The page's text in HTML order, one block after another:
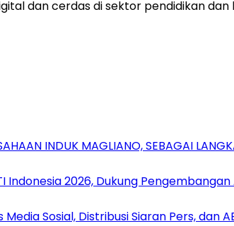
dan cerdas di sektor pendidikan
INDUK MAGLIANO, SEBAGAI
Indonesia 2026, Dukung
Sosial, Distribusi Siaran Pers, dan